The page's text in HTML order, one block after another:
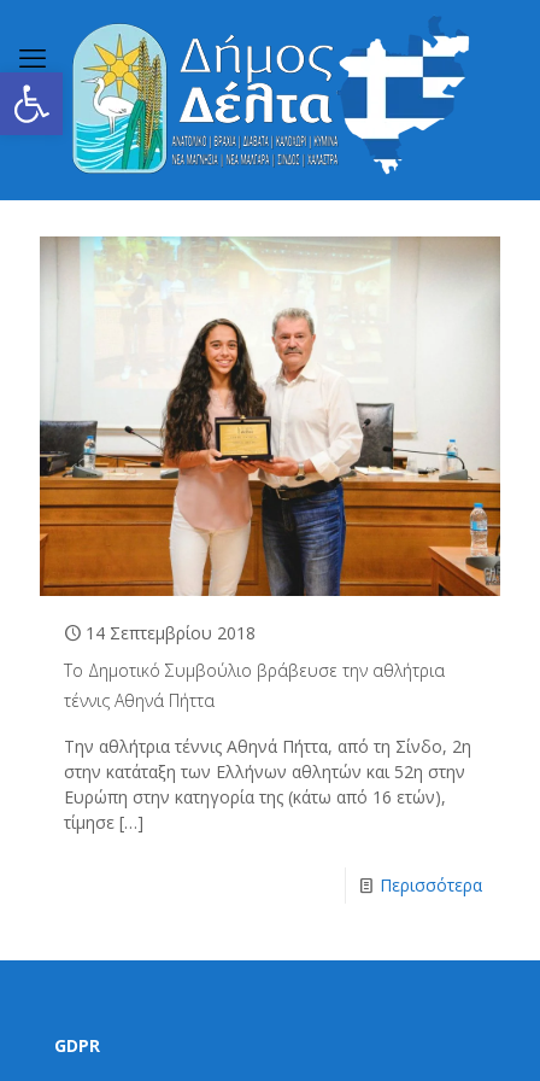
Ανοίξτε τη γραμμή εργαλείων
14 Σεπτεμβρίου 2018
Το Δημοτικό Συμβούλιο βράβευσε την αθλήτρια
τέννις Αθηνά Πήττα
Την αθλήτρια τέννις Αθηνά Πήττα, από τη Σίνδο, 2η
στην κατάταξη των Ελλήνων αθλητών και 52η στην
Ευρώπη στην κατηγορία της (κάτω από 16 ετών),
τίμησε […]
Περισσότερα
GDPR